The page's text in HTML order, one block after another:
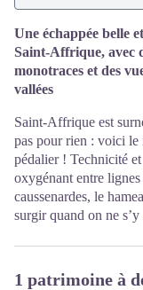
Une échappée belle
Saint-Affrique, avec
monotraces et des
vallées
Saint-Affrique est
pas pour rien : voici le
pédalier ! Technicité
oxygénant entre lignes
caussenardes, le
surgir quand on ne s’y
1 patrimoine à